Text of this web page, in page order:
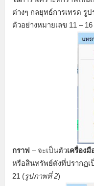
ต่างๆ กลยุทธ์การเทรด รู
ตัวอย่างหมายเลข 11 – 16
กราฟ – จะเป็นตัวเครื่อง
หรือสินทรัพย์ดังที่ปรากฏเ
21 (รูปภาพที่ 2)